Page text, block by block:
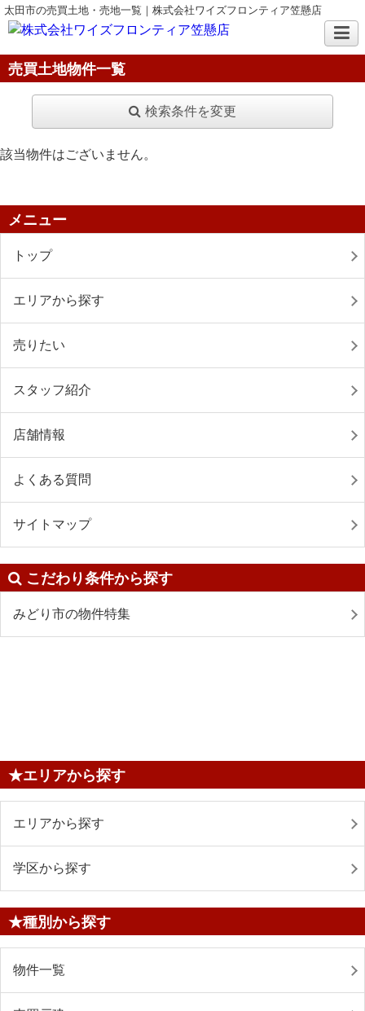
太田市の売買土地・売地一覧｜株式会社ワイズフロンティア笠懸店
売買土地物件一覧
検索条件を変更
該当物件はございません。
メニュー
トップ
エリアから探す
売りたい
スタッフ紹介
店舗情報
よくある質問
サイトマップ
こだわり条件から探す
みどり市の物件特集
★エリアから探す
エリアから探す
学区から探す
★種別から探す
物件一覧